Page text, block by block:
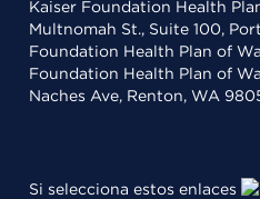
Kaiser Foundation Health
Multnomah St., Suite 100,
Foundation Health Plan of
Foundation Health Plan of
Naches Ave, Renton, WA
Si selecciona estos enlaces